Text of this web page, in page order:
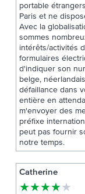
portable
Paris et ne
Avec la
sommes
intérêts/activités
formulaires
d'indiquer son
belge,
défaillance dans
entière en
m'envoyer des
préfixe
peut pas fournir
notre temps.
Catherine
★★★★★